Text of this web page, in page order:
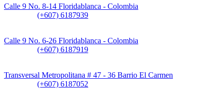
Calle 9 No. 8-14 Floridablanca - Colombia
(+607) 6187939
Calle 9 No. 6-26 Floridablanca - Colombia
(+607) 6187919
Transversal Metropolitana # 47 - 36 Barrio El Carmen
(+607) 6187052